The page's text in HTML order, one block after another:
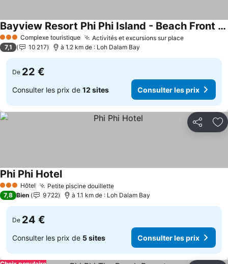
3 ÉtoilesComplexe touristique Activités et excursions sur place
Bayview Resort Phi Phi Island - Beach Front Resort
7,1 10 217 à 1.2 km de : Loh Dalam Bay
De 22 €
Consulter les prix de 12 sites Consulter les prix
Partager
3 ÉtoilesHôtel Petite piscine douillette
Phi Phi Hotel
7,8 Bien 9 722 à 1.1 km de : Loh Dalam Bay
De 24 €
Consulter les prix de 5 sites Consulter les prix